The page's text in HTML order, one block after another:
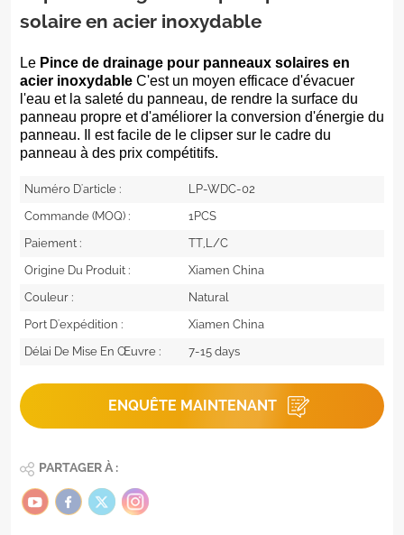
solaire en acier inoxydable
Le Pince de drainage pour panneaux solaires en
acier inoxydable C'est un moyen efficace d'évacuer
l'eau et la saleté du panneau, de rendre la surface du
panneau propre et d'améliorer la conversion d'énergie du
panneau. Il est facile de le clipser sur le cadre du
panneau à des prix compétitifs.
Numéro D'article :
LP-WDC-02
Commande (MOQ) :
1PCS
Paiement :
TT,L/C
Origine Du Produit :
Xiamen China
Couleur :
Natural
Port D'expédition :
Xiamen China
Délai De Mise En Œuvre :
7-15 days
ENQUÊTE MAINTENANT
PARTAGER À :